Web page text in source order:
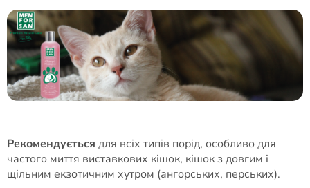
Рекомендується для всіх типів порід, особливо для
частого миття виставкових кішок, кішок з довгим і
щільним екзотичним хутром (ангорських, перських).